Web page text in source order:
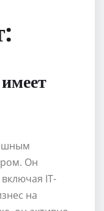
Он
IT-
на